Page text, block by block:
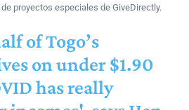
proyectos especiales de GiveDirectly.
of Togo’s
on under $1.90
has really